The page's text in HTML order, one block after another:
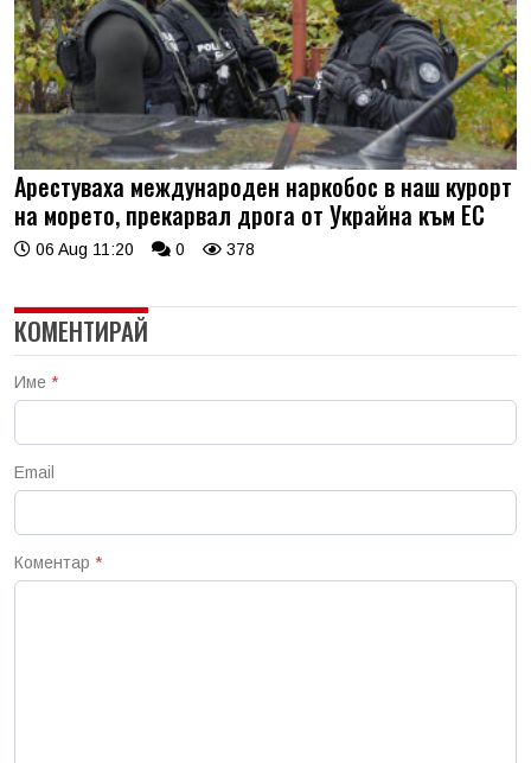
Арестуваха международен наркобос в наш курорт
на морето, прекарвал дрога от Украйна към ЕС
06 Aug 11:20 0 378
КОМЕНТИРАЙ
Име *
Email
Коментар *